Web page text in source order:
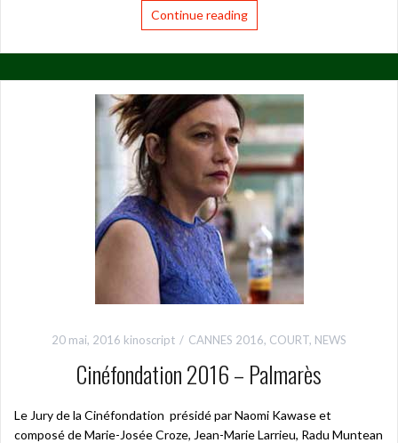
Continue reading
20 mai, 2016 kinoscript CANNES 2016, COURT, NEWS
Cinéfondation 2016 – Palmarès
Le Jury de la Cinéfondation présidé par Naomi Kawase et
composé de Marie-Josée Croze, Jean-Marie Larrieu, Radu Muntean